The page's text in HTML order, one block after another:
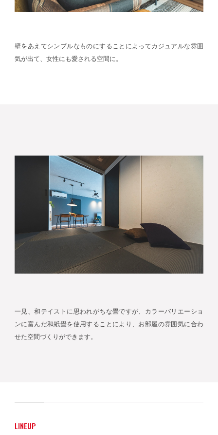
壁をあえてシンプルなものにすることによってカジュアルな雰囲
気が出て、女性にも愛される空間に。
一見、和テイストに思われがちな畳ですが、カラーバリエーショ
ンに富んだ和紙畳を使用することにより、お部屋の雰囲気に合わ
せた空間づくりができます。
LINEUP